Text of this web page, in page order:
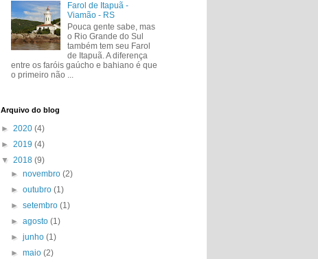
Farol de Itapuã -
Viamão - RS
Pouca gente sabe, mas
o Rio Grande do Sul
também tem seu Farol
de Itapuã. A diferença
entre os faróis gaúcho e bahiano é que
o primeiro não ...
Arquivo do blog
► 2020 (4)
► 2019 (4)
▼ 2018 (9)
►novembro(2)
►outubro(1)
►setembro(1)
►agosto(1)
►junho(1)
►maio(2)